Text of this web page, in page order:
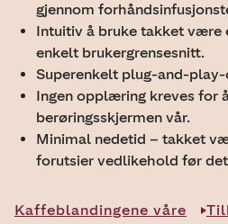
gjennom
Intuitiv å bruke takket være
enkelt brukergrensesnitt.
Superenkelt plug-and-
Ingen opplæring kreves for
berøringsskjermen vår.
Minimal nedetid – takket
forutsier vedlikehold før
Kaffeblandingene våre